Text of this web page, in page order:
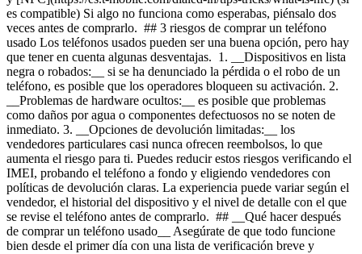
es compatible) Si algo no funciona como esperabas, piénsalo dos
veces antes de comprarlo. ## 3 riesgos de comprar un teléfono
usado Los teléfonos usados pueden ser una buena opción, pero hay
que tener en cuenta algunas desventajas. 1. __Dispositivos en lista
negra o robados:__ si se ha denunciado la pérdida o el robo de un
teléfono, es posible que los operadores bloqueen su activación. 2.
__Problemas de hardware ocultos:__ es posible que problemas
como daños por agua o componentes defectuosos no se noten de
inmediato. 3. __Opciones de devolución limitadas:__ los
vendedores particulares casi nunca ofrecen reembolsos, lo que
aumenta el riesgo para ti. Puedes reducir estos riesgos verificando el
IMEI, probando el teléfono a fondo y eligiendo vendedores con
políticas de devolución claras. La experiencia puede variar según el
vendedor, el historial del dispositivo y el nivel de detalle con el que
se revise el teléfono antes de comprarlo. ## __Qué hacer después
de comprar un teléfono usado__ Asegúrate de que todo funcione
bien desde el primer día con una lista de verificación breve y